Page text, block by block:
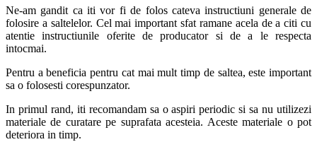
Ne-am gandit ca iti vor fi de folos cateva instructiuni generale de
folosire a saltelelor. Cel mai important sfat ramane acela de a citi cu
atentie instructiunile oferite de producator si de a le respecta
intocmai.
Pentru a beneficia pentru cat mai mult timp de saltea, este important
sa o folosesti corespunzator.
In primul rand, iti recomandam sa o aspiri periodic si sa nu utilizezi
materiale de curatare pe suprafata acesteia. Aceste materiale o pot
deteriora in timp.